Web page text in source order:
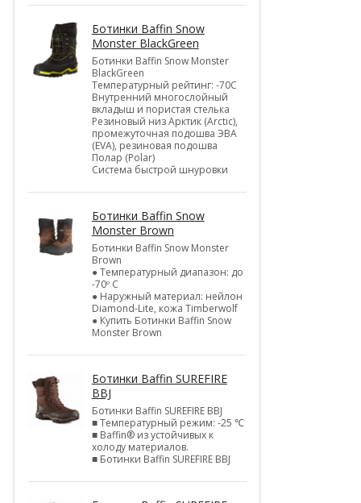
Ботинки Baffin Snow
Monster BlackGreen
Ботинки Baffin Snow Monster
BlackGreen
Температурный рейтинг: -70C
Внутренний многослойный
вкладыш и пористая стелька
Резиновый низ Арктик (Arctic),
промежуточная подошва ЭВА
(EVA), резиновая подошва
Полар (Polar)
Система быстрой шнуровки
Ботинки Baffin Snow
Monster Brown
Ботинки Baffin Snow Monster
Brown
● Температурный диапазон: до
-70º C
● Наружный материал: нейлон
Diamond-Lite, кожа Timberwolf
● Купить Ботинки Baffin Snow
Monster Brown
Ботинки Baffin SUREFIRE
BBJ
Ботинки Baffin SUREFIRE BBJ
■ Температурный режим: -25 ℃
■ Baffin® из устойчивых к
холоду материалов.
■ Ботинки Baffin SUREFIRE BBJ